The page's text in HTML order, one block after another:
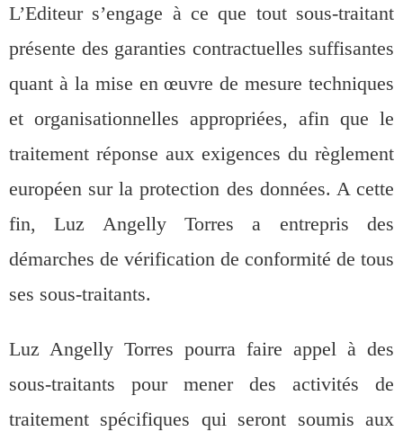
L’Editeur s’engage à ce que tout sous-traitant
présente des garanties contractuelles suffisantes
quant à la mise en œuvre de mesure techniques
et organisationnelles appropriées, afin que le
traitement réponse aux exigences du règlement
européen sur la protection des données. A cette
fin, Luz Angelly Torres a entrepris des
démarches de vérification de conformité de tous
ses sous-traitants.
Luz Angelly Torres pourra faire appel à des
sous-traitants pour mener des activités de
traitement spécifiques qui seront soumis aux